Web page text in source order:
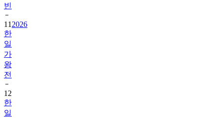
빈
11 2026
한
일
가
왕
전
12
한
일